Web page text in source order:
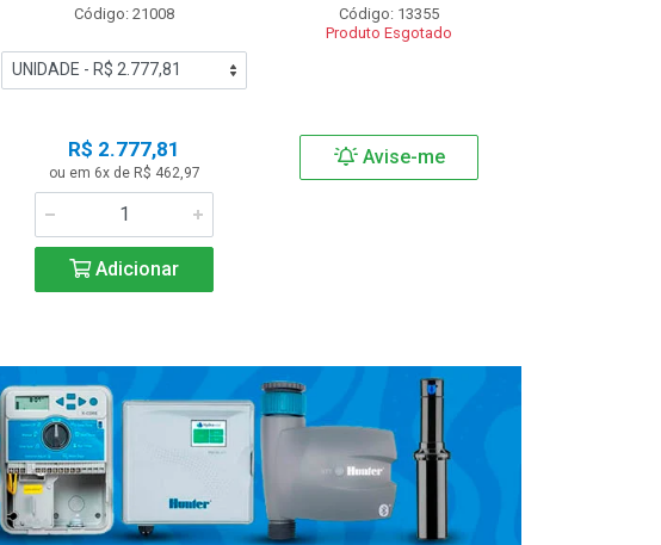
Código: 21008
R$ 2.777,81
ou em 6x de R$ 462,97
Adicionar
Código: 13355
Produto Esgotado
Avise-me